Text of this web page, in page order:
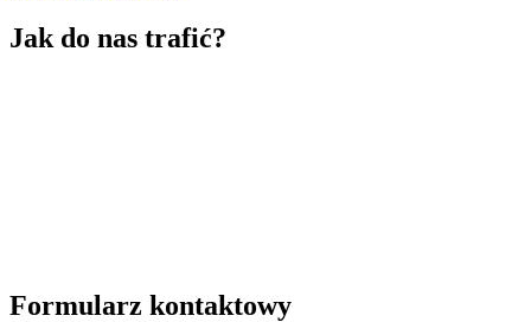
Jak do nas trafić?
Formularz kontaktowy